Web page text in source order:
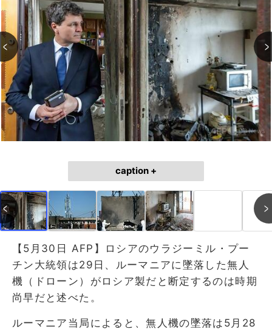
caption +
【5月30日 AFP】ロシアのウラジーミル・プー
チン大統領は29日、ルーマニアに墜落した無人
機（ドローン）がロシア製だと断定するのは時期
尚早だと述べた。
ルーマニア当局によると、無人機の墜落は5月28